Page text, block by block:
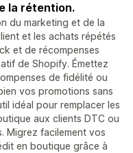
la rétention.
du marketing et de la
et les achats répétés
et de récompenses
de Shopify. Émettez
de fidélité ou
vos promotions sans
idéal pour remplacer les
aux clients DTC ou
Migrez facilement vos
en boutique grâce à